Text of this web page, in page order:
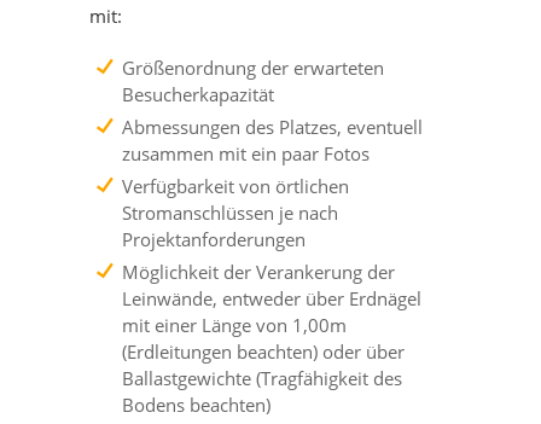
NACHHALTIGKEIT
FILMAUSWAHL
MEISTERLICH BERATEN
RUND-UM-SERVICE
EQUIPMENT
OPEN AIR KINO
AUTOKINO
INDOOR KINO
FILMMUSIK-KONZERTE
FILMPREMIEREN
ÜBERSICHT
OPEN AIR KINO
AUTOKINO
INDOOR KINO
FILMMUSIK-KONZERTE
MEHRWERTE
DOWNLOAD
DATENSCHUTZ
DISCLAIMER
mit:
Größenordnung der erwarteten
Besucherkapazität
Abmessungen des Platzes, eventuell
zusammen mit ein paar Fotos
Verfügbarkeit von örtlichen
Stromanschlüssen je nach
Projektanforderungen
Möglichkeit der Verankerung der
Leinwände, entweder über Erdnägel
mit einer Länge von 1,00m
(Erdleitungen beachten) oder über
Ballastgewichte (Tragfähigkeit des
Bodens beachten)